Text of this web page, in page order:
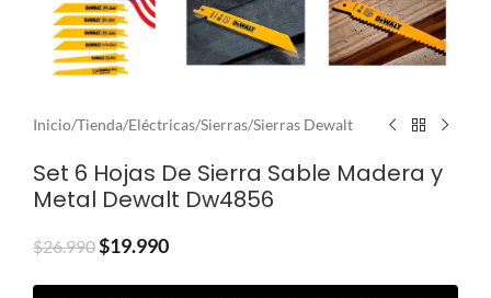
Inicio/Tienda/Eléctricas/Sierras/Sierras Dewalt
Set 6 Hojas De Sierra Sable Madera y
Metal Dewalt Dw4856
$26.990$19.990